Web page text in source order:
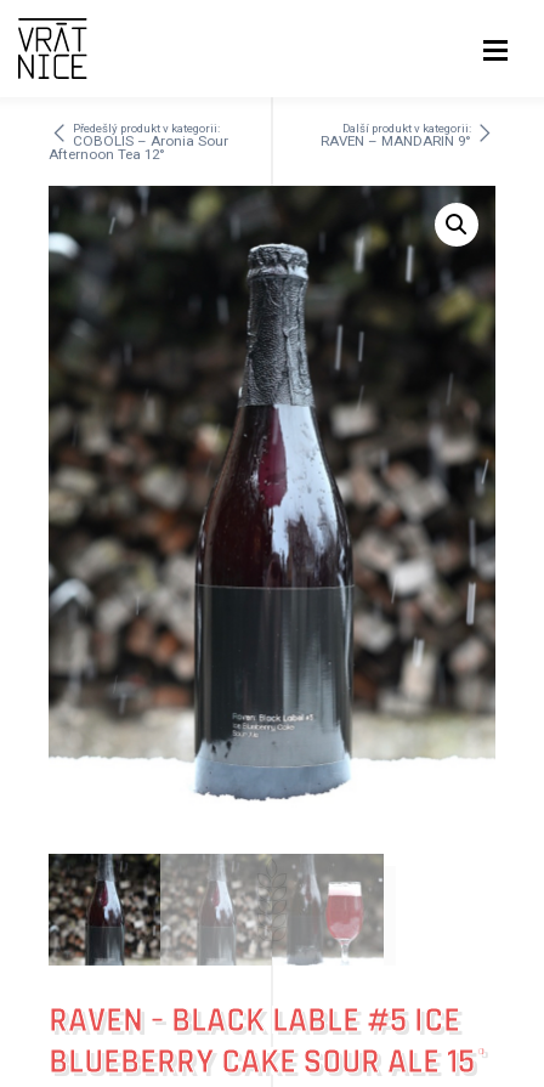
Předešlý produkt v kategorii:
COBOLIS – Aronia Sour
Afternoon Tea 12°
Další produkt v kategorii:
RAVEN – MANDARIN 9°
RAVEN – BLACK LABLE #5 ICE
BLUEBERRY CAKE SOUR ALE 15°